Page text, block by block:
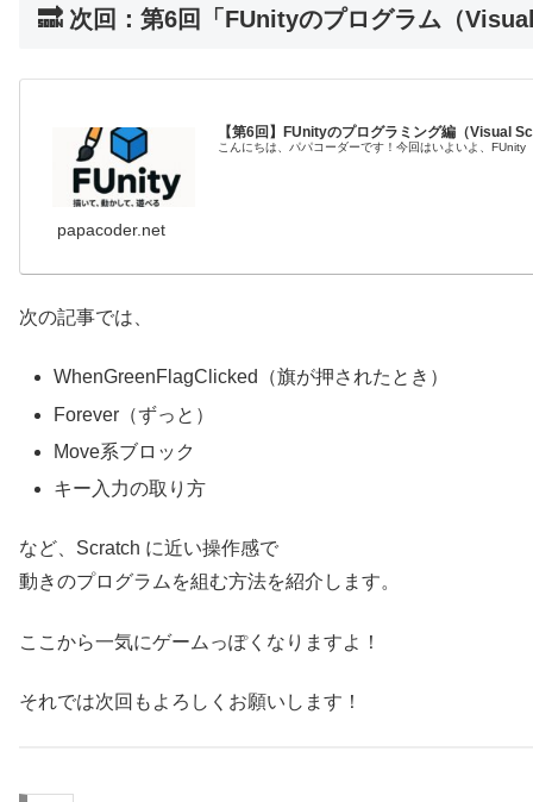
🔜 次回：第6回「FUnityのプログラム（
【第6回】FUnityのプログラミング編（Visual
こんにちは、パパコーダーです！今回はいよいよ、
papacoder.net
次の記事では、
WhenGreenFlagClicked（旗が押されたとき）
Forever（ずっと）
Move系ブロック
キー入力の取り方
など、Scratch に近い操作感で
動きのプログラムを組む方法を紹介します。
ここから一気にゲームっぽくなりますよ！
それでは次回もよろしくお願いします！